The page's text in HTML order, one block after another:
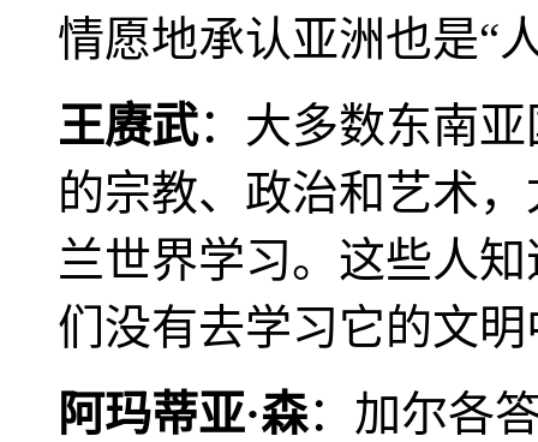
情愿地承认亚洲也是“
王赓武：大多数东南
的宗教、政治和艺术
兰世界学习。这些人
们没有去学习它的文
阿玛蒂亚·森：加尔各